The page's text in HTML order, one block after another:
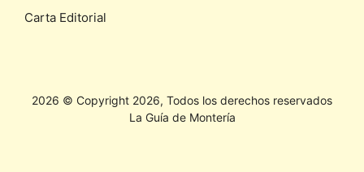
Carta Editorial
2026 © Copyright 2026, Todos los derechos reservados
La Guía de Montería